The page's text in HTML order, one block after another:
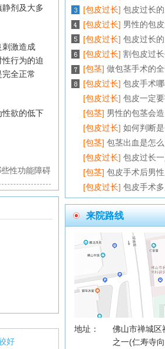
剂及大多
激造成
行为的迫
全正常
欲的低下
性功能障碍
好
[包皮过长] 包皮过长
[包皮过长] 男性的包
[包皮过长] 包皮过长
[包皮过长] 割包皮过
[包茎] 做包茎手术的
[包皮过长] 包皮手术
[包皮过长] 包皮一定
[包茎] 男性的包茎会
[包皮过长] 如何判断
[包茎] 包茎出血是怎
[包皮过长] 包皮过长
[包茎] 包皮手术后男
[包皮过长] 包皮手术
来院路线
地址：
佛山市禅城区
之一(仁寿寺